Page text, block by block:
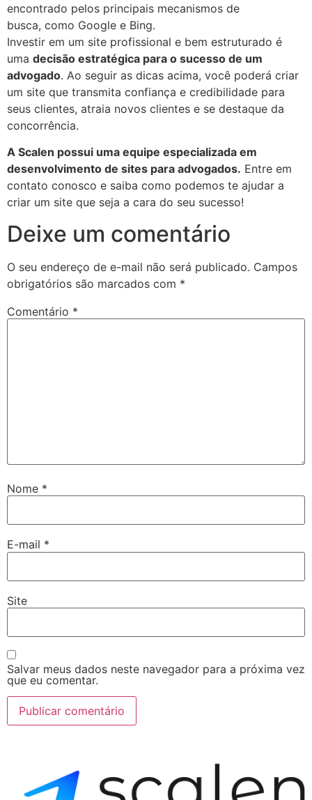
encontrado pelos principais mecanismos de
busca, como Google e Bing.
Investir em um site profissional e bem estruturado é
uma decisão estratégica para o sucesso de um
advogado. Ao seguir as dicas acima, você poderá criar
um site que transmita confiança e credibilidade para
seus clientes, atraia novos clientes e se destaque da
concorrência.
A Scalen possui uma equipe especializada em
desenvolvimento de sites para advogados. Entre em
contato conosco e saiba como podemos te ajudar a
criar um site que seja a cara do seu sucesso!
Deixe um comentário
O seu endereço de e-mail não será publicado. Campos
obrigatórios são marcados com *
Comentário *
Nome *
E-mail *
Site
Salvar meus dados neste navegador para a próxima vez
que eu comentar.